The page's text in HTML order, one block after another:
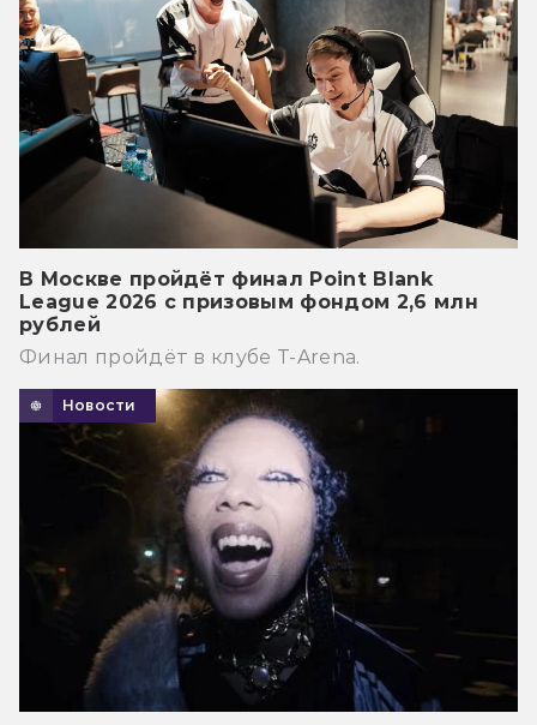
В Москве пройдёт финал Point Blank
League 2026 с призовым фондом 2,6 млн
рублей
Финал пройдёт в клубе T-Arena.
Новости